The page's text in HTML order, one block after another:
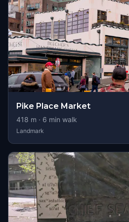
Pike Place Market
418 m · 6 min walk
Landmark